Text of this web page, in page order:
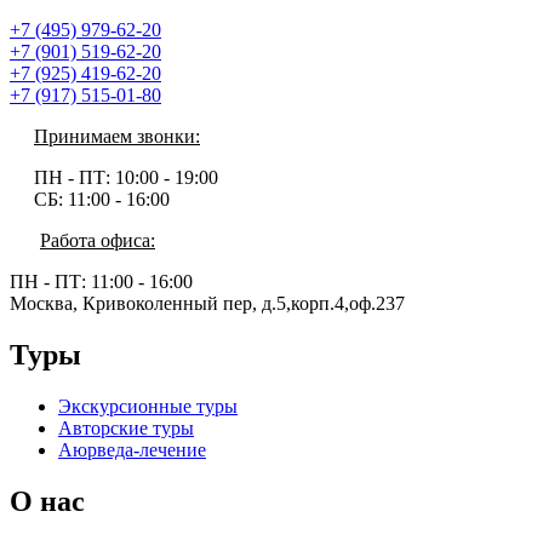
+7 (495) 979-62-20
+7 (901) 519-62-20
+7 (925) 419-62-20
+7 (917) 515-01-80
Принимаем звонки:
ПН - ПТ: 10:00 - 19:00
СБ: 11:00 - 16:00
Работа офиса:
ПН - ПТ: 11:00 - 16:00
Москва, Кривоколенный пер, д.5,корп.4,оф.237
Туры
Экскурсионные туры
Авторские туры
Аюрведа-лечение
О нас